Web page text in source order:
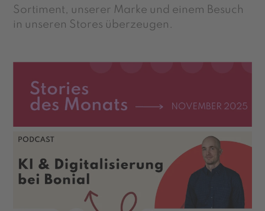
Sortiment, unserer Marke und einem Besuch
in unseren Stores überzeugen.